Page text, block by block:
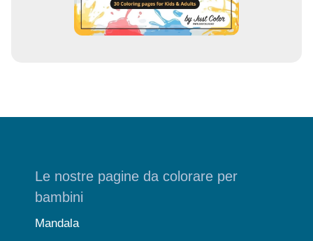
Le nostre pagine da colorare per
bambini
Mandala